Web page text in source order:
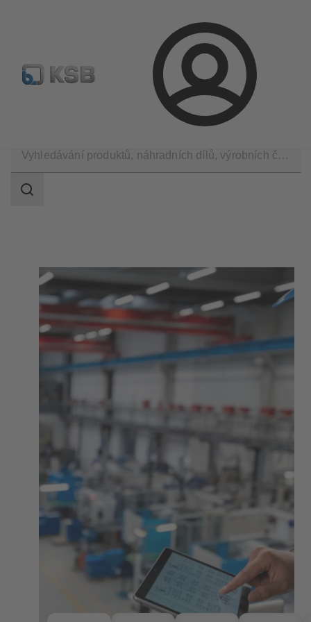
Přihlášení
Najít standardní výrobek BIM a CAD Nástroje pro
vyhledávání
Rozsah